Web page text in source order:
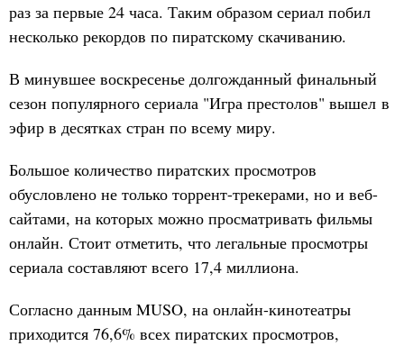
раз за первые 24 часа. Таким образом сериал побил
несколько рекордов по пиратскому скачиванию.
В минувшее воскресенье долгожданный финальный
сезон популярного сериала "Игра престолов" вышел в
эфир в десятках стран по всему миру.
Большое количество пиратских просмотров
обусловлено не только торрент-трекерами, но и веб-
сайтами, на которых можно просматривать фильмы
онлайн. Стоит отметить, что легальные просмотры
сериала составляют всего 17,4 миллиона.
Согласно данным MUSO, на онлайн-кинотеатры
приходится 76,6% всех пиратских просмотров,